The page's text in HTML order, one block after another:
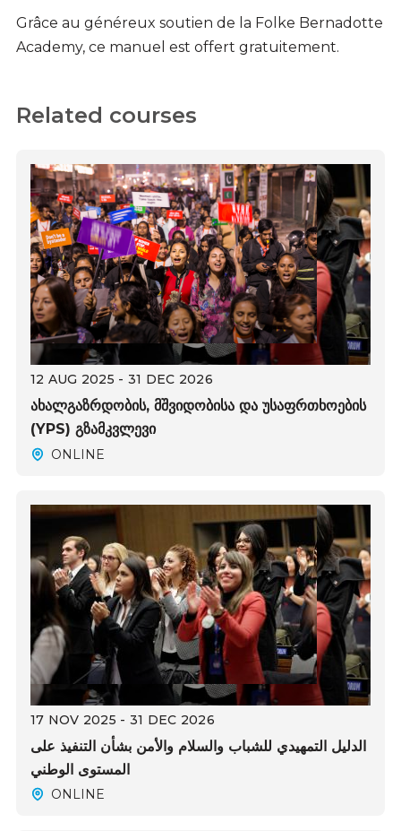
Grâce au généreux soutien de la Folke Bernadotte
Academy, ce manuel est offert gratuitement.
Related courses
12 AUG 2025 - 31 DEC 2026
ახალგაზრდობის, მშვიდობისა და უსაფრთხოების
(YPS) გზამკვლევი
ONLINE
17 NOV 2025 - 31 DEC 2026
الدليل التمهيدي للشباب والسلام والأمن بشأن التنفيذ على
المستوى الوطني
ONLINE